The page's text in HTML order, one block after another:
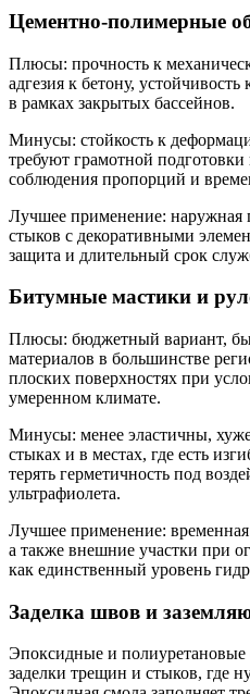
Цементно-полимерные
Плюсы: прочность к
адгезия к бетону,
в рамках закрытых бассейнов.
Минусы: стойкость к
требуют грамотной
соблюдения пропорций и
Лучшее применение: наружная
стыков с декоративными
защита и длительный срок
Битумные мастики и
Плюсы: бюджетный вариант,
материалов в большинстве
плоских поверхностях при
умеренном климате.
Минусы: менее эластичны,
стыках и в местах, где есть
терять герметичность под
ультрафиолета.
Лучшее применение:
а также внешние участки при
как единственный уровень
Заделка швов и
Эпоксидные и
заделки трещин и стыков, где